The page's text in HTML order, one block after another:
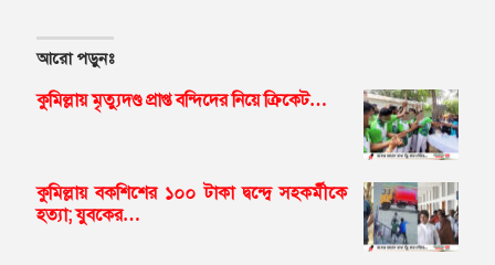
আরো পড়ুনঃ
কুমিল্লায় মৃত্যুদণ্ড প্রাপ্ত বন্দিদের নিয়ে ক্রিকেট…
কুমিল্লায় বকশিশের ১০০ টাকা দ্বন্দ্বে সহকর্মীকে
হত্যা; যুবকের…